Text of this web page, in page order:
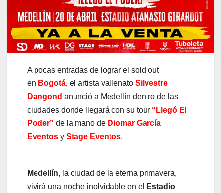
A pocas entradas de lograr el sold out
en Bogotá, el artista vallenato Silvestre
Dangond anunció a Medellín dentro de las
ciudades donde llegará con su tour “Llegó El
Poder” de la mano de Diomar García
Eventos y Stage Eventos.
Medellín, la ciudad de la eterna primavera,
vivirá una noche inolvidable en el
Estadio